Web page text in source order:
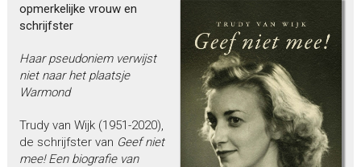
opmerkelijke vrouw en
schrijfster
Haar pseudoniem verwijst
niet naar het plaatsje
Warmond
Trudy van Wijk (1951-2020),
de schrijfster van Geef niet
mee! Een biografie van